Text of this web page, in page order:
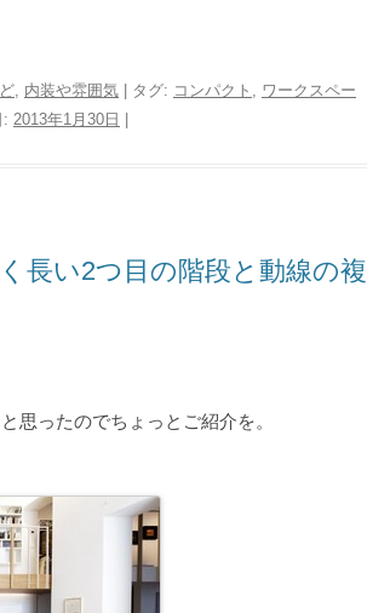
, 内装や雰囲気 | タグ: コンパクト , ワークスペー
: 2013年1月30日
長い2つ目の階段と動線の複
思ったのでちょっとご紹介を。